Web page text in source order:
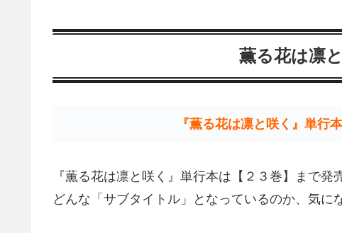
薫る花は凛
『薫る花は凛と咲く』単行
『薫る花は凛と咲く』単行本は【２３巻】まで発
どんな「サブタイトル」となっているのか、気に